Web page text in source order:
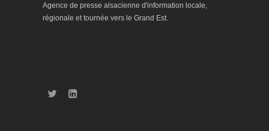
Agence de presse alsacienne d'information locale,
régionale et tournée vers le Grand Est.